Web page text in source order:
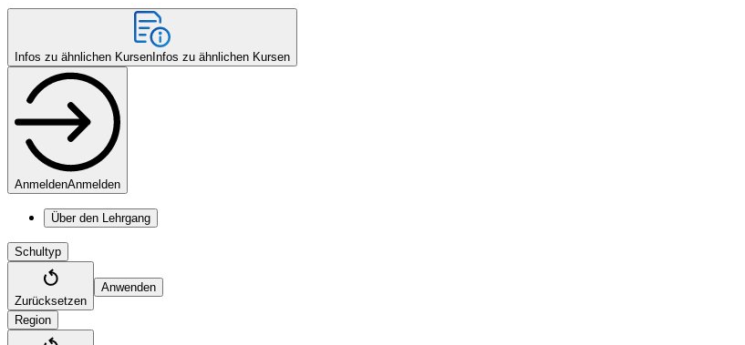
Infos zu ähnlichen Kursen Infos zu ähnlichen Kursen
AnmeldenAnmelden
Über den Lehrgang
Schultyp
Zurücksetzen
Anwenden
Region